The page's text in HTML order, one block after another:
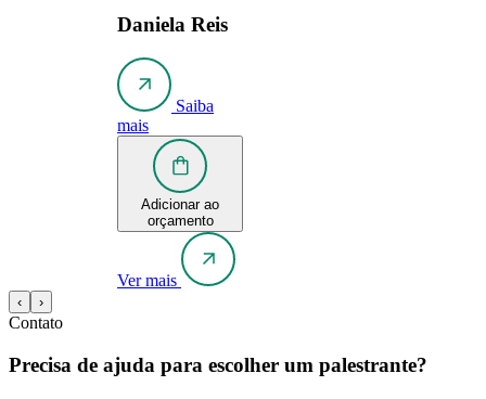
Daniela Reis
Saiba
mais
Adicionar ao
orçamento
Ver mais
‹ ›
Contato
Precisa de ajuda para escolher um palestrante?